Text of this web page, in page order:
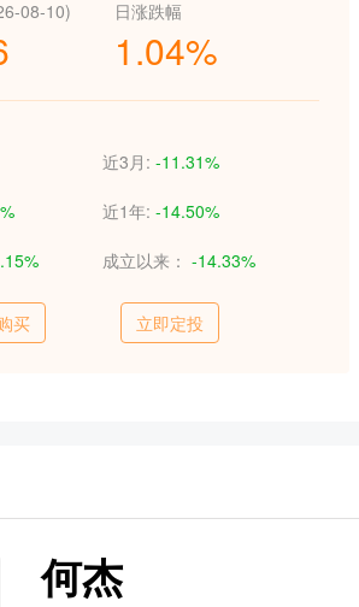
08-10) 日涨跌幅
1.04%
近3月: -11.31%
近1年: -14.50%
成立以来： -14.33%
买 立即定投
何杰